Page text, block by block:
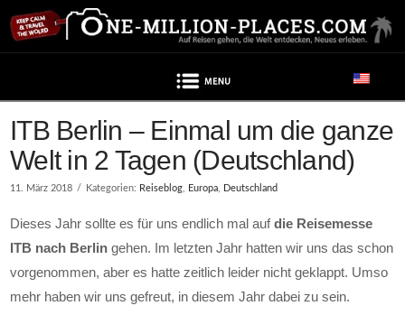
ITB Berlin – Einmal um die ganze
Welt in 2 Tagen (Deutschland)
11. März 2018 Kategorien: Reiseblog, Europa, Deutschland
Dieses Jahr sollte es für uns endlich mal aufdie Reisemesse
ITB nach Berlin gehen. Im letzten Jahr hatten wir uns das schon
vorgenommen, aber es hatte zeitlich leider nicht geklappt. Umso
mehr haben wir uns gefreut, in diesem Jahr dabei zu sein.